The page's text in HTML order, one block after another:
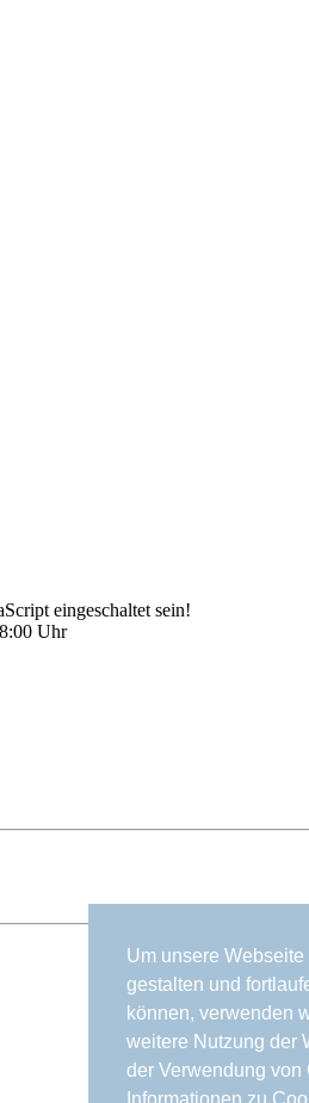
Um unsere
gestalten und
können, verwenden
weitere Nutzung der
der Verwendung von
eingeschaltet sein!
Uhr